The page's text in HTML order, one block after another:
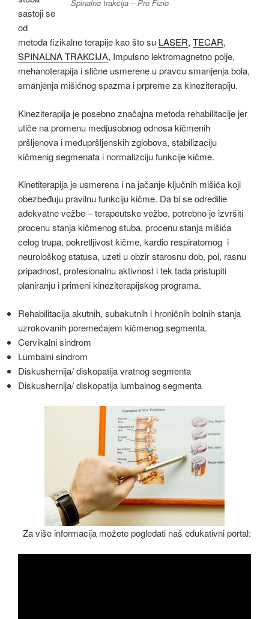
Spinalna trakcija – Pro Fizio
sastoji se
od
metoda fizikalne terapije kao što su LASER, TECAR,
SPINALNA TRAKCIJA, Impulsno lektromagnetno polje,
mehanoterapija i slične usmerene u pravcu smanjenja bola,
smanjenja mišićnog spazma i prpreme za kineziterapiju.
Kineziterapija je posebno značajna metoda rehabilitacije jer
utiče na promenu medjusobnog odnosa kičmenih
pršljenova i međupršljenskih zglobova, stabilizaciju
kičmenig segmenata i normalizciju funkcije kičme.
Kinetiterapija je usmerena i na jačanje ključnih mišića koji
obezbeđuju pravilnu funkciju kičme. Da bi se odredilie
adekvatne vežbe – terapeutske vežbe, potrebno je izvršiti
procenu stanja kičmenog stuba, procenu stanja mišića
celog trupa, pokretljivost kičme, kardio respiratornog i
neurološkog statusa, uzeti u obzir starosnu dob, pol, rasnu
pripadnost, profesionalnu aktivnost i tek tada pristupiti
planiranju i primeni kineziterapijskog programa.
Rehabilitacija akutnih, subakutnih i hroničnih bolnih stanja
uzrokovanih poremećajem kičmenog segmenta.
Cervikalni sindrom
Lumbalni sindrom
Diskushernija/ diskopatija vratnog segmenta
Diskushernija/ diskopatija lumbalnog segmenta
Za više informacija možete pogledati naš edukativni portal: